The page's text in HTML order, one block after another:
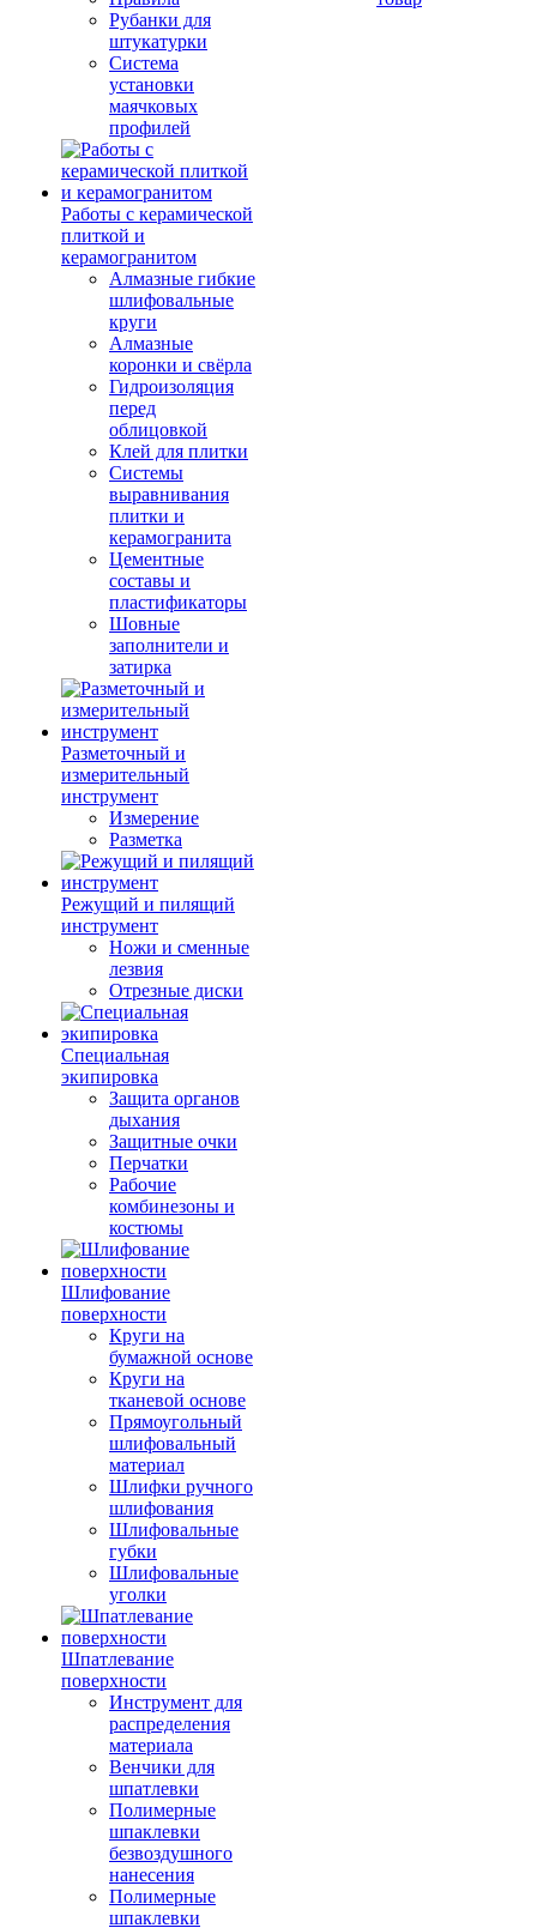
Рубанки для
штукатурки
Система
установки
маячковых
профилей
Работы с керамической
плиткой и
керамогранитом
Алмазные гибкие
шлифовальные
круги
Алмазные
коронки и свёрла
Гидроизоляция
перед
облицовкой
Клей для плитки
Системы
выравнивания
плитки и
керамогранита
Цементные
составы и
пластификаторы
Шовные
заполнители и
затирка
Разметочный и
измерительный
инструмент
Измерение
Разметка
Режущий и пилящий
инструмент
Ножи и сменные
лезвия
Отрезные диски
Специальная
экипировка
Защита органов
дыхания
Защитные очки
Перчатки
Рабочие
комбинезоны и
костюмы
Шлифование
поверхности
Круги на
бумажной основе
Круги на
тканевой основе
Прямоугольный
шлифовальный
материал
Шлифки ручного
шлифования
Шлифовальные
губки
Шлифовальные
уголки
Шпатлевание
поверхности
Инструмент для
распределения
материала
Венчики для
шпатлевки
Полимерные
шпаклевки
безвоздушного
нанесения
Полимерные
шпаклевки